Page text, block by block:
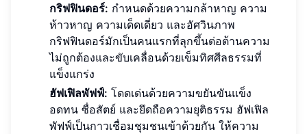
กริฟฟินดอร์: กำหนดด้วยความกล้าหาญ ความ
ห้าวหาญ ความเด็ดเดี่ยว และอัศวินภาพ
กริฟฟินดอร์มักเป็นคนแรกที่ลุกขึ้นต่อต้านความ
ไม่ถูกต้องและขับเคลื่อนด้วยเข็มทิศศีลธรรมที่
แข็งแกร่ง
ฮัฟเฟิลพัฟฟ์: โดดเด่นด้วยความขยันขันแข็ง
อดทน ซื่อสัตย์ และยึดถือความยุติธรรม ฮัฟเฟิล
พัฟฟ์เป็นกาวเชื่อมชุมชนเข้าด้วยกัน ให้ความ